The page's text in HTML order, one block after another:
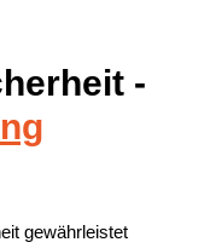
-
gewährleistet